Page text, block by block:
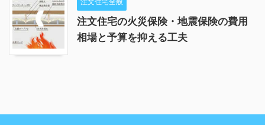
注文住宅の火災保険・地震保険の費用
相場と予算を抑える工夫